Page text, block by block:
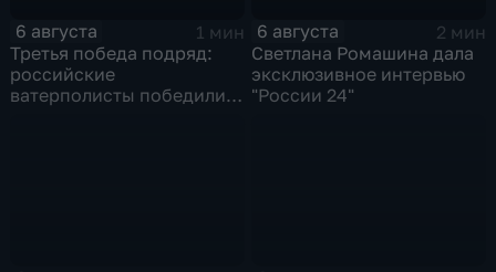
6 августа
1 мин
Третья победа подряд:
российские
ватерполисты победили
6 августа
2 мин
Светлана Ромашина дала
эксклюзивное интервью
"России 24"